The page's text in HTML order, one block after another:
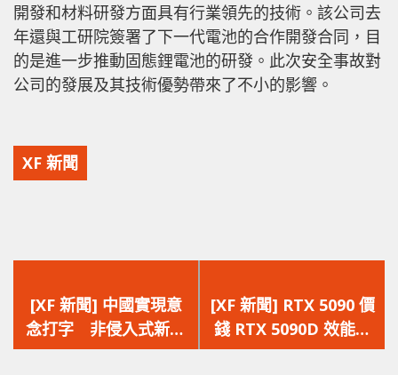
開發和材料研發方面具有行業領先的技術。該公司去
年還與工研院簽署了下一代電池的合作開發合同，目
的是進一步推動固態鋰電池的研發。此次安全事故對
公司的發展及其技術優勢帶來了不小的影響。
XF 新聞
一
篇
文
[XF 新聞] 中國實現意
念打字 非侵入式新突
破 意念打字僅需 1.4
一
篇
文
[XF 新聞] RTX 5090 價
錢 RTX 5090D 效能
NVIDIA 預計 2025 年